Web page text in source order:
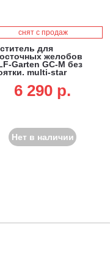
снят с продаж
для
желобов
Garten GC-M без
multi-star
6 290 p.
Нет в наличии